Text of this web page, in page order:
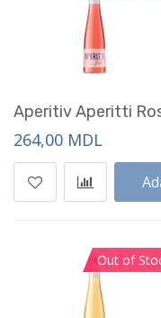
Aperitiv Aperitti
264,00 MDL
Out of